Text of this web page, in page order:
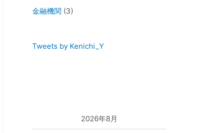
金融機関 (3)
Tweets by Kenichi_Y
2026年8月